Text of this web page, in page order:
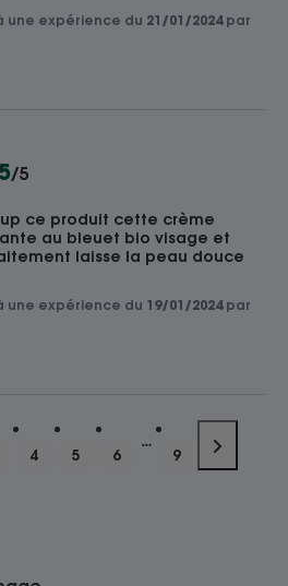
une expérience du 21/01/2024 par
/5
ce produit cette crème
au bleuet bio visage et
laisse la peau douce
une expérience du 19/01/2024 par
4 5 6 9